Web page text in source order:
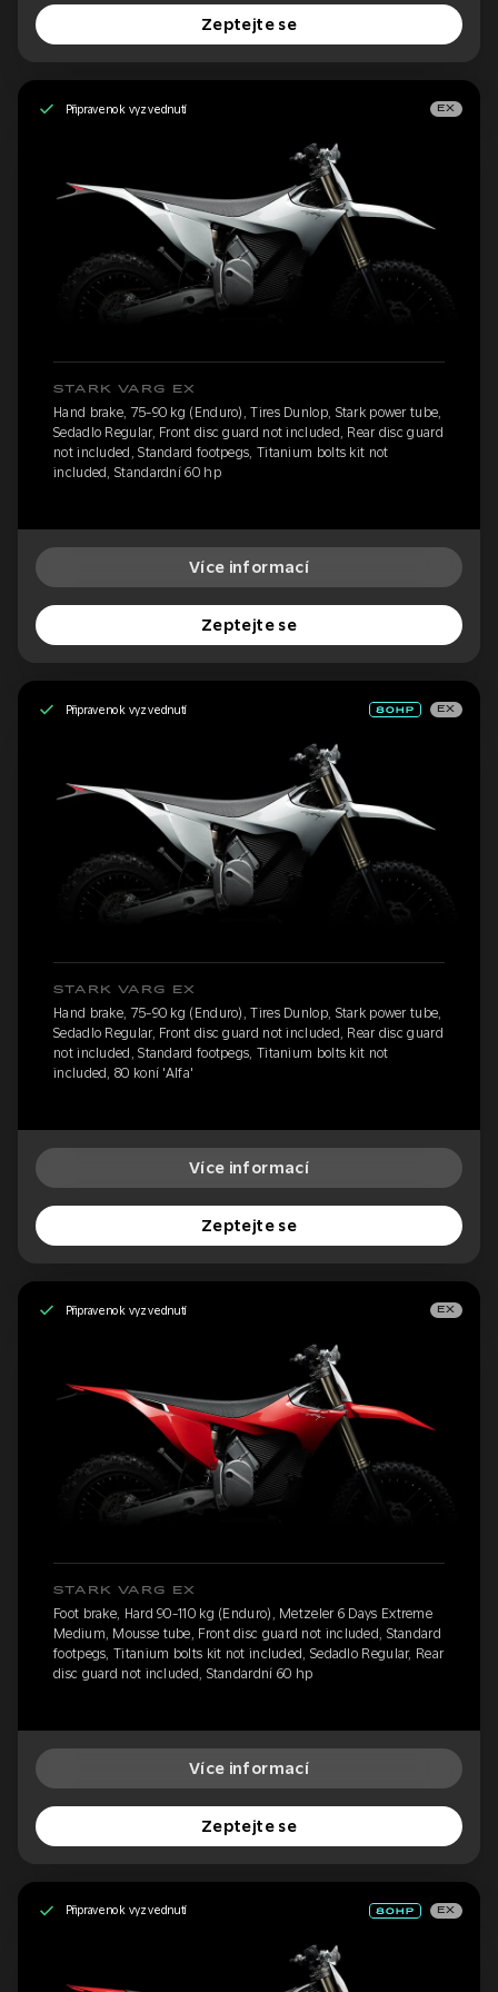
Zeptejte se
Připraveno k vyzvednutí EX
STARK VARG EX
Hand brake, 75-90 kg (Enduro), Tires Dunlop, Stark power tube,
Sedadlo Regular, Front disc guard not included, Rear disc guard
not included, Standard footpegs, Titanium bolts kit not
included, Standardní 60 hp
Více informací
Zeptejte se
Připraveno k vyzvednutí EX
STARK VARG EX
Hand brake, 75-90 kg (Enduro), Tires Dunlop, Stark power tube,
Sedadlo Regular, Front disc guard not included, Rear disc guard
not included, Standard footpegs, Titanium bolts kit not
included, 80 koní 'Alfa'
Více informací
Zeptejte se
Připraveno k vyzvednutí EX
STARK VARG EX
Foot brake, Hard 90-110 kg (Enduro), Metzeler 6 Days Extreme
Medium, Mousse tube, Front disc guard not included, Standard
footpegs, Titanium bolts kit not included, Sedadlo Regular, Rear
disc guard not included, Standardní 60 hp
Více informací
Zeptejte se
Připraveno k vyzvednutí EX